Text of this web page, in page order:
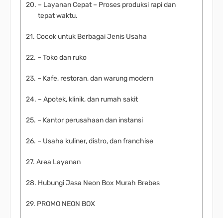
– Layanan Cepat – Proses produksi rapi dan
tepat waktu.
Cocok untuk Berbagai Jenis Usaha
– Toko dan ruko
– Kafe, restoran, dan warung modern
– Apotek, klinik, dan rumah sakit
– Kantor perusahaan dan instansi
– Usaha kuliner, distro, dan franchise
Area Layanan
Hubungi Jasa Neon Box Murah Brebes
PROMO NEON BOX